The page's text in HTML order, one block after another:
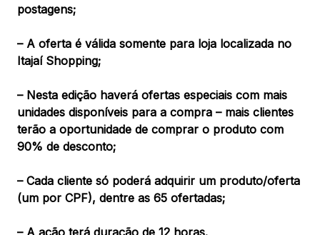
postagens;
– A oferta é válida somente para loja localizada no
Itajaí Shopping;
– Nesta edição haverá ofertas especiais com mais
unidades disponíveis para a compra – mais clientes
terão a oportunidade de comprar o produto com
90% de desconto;
– Cada cliente só poderá adquirir um produto/oferta
(um por CPF), dentre as 65 ofertadas;
– A ação terá duração de 12 horas.